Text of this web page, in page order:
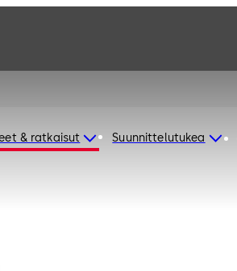
& ratkaisut Suunnittelutukea